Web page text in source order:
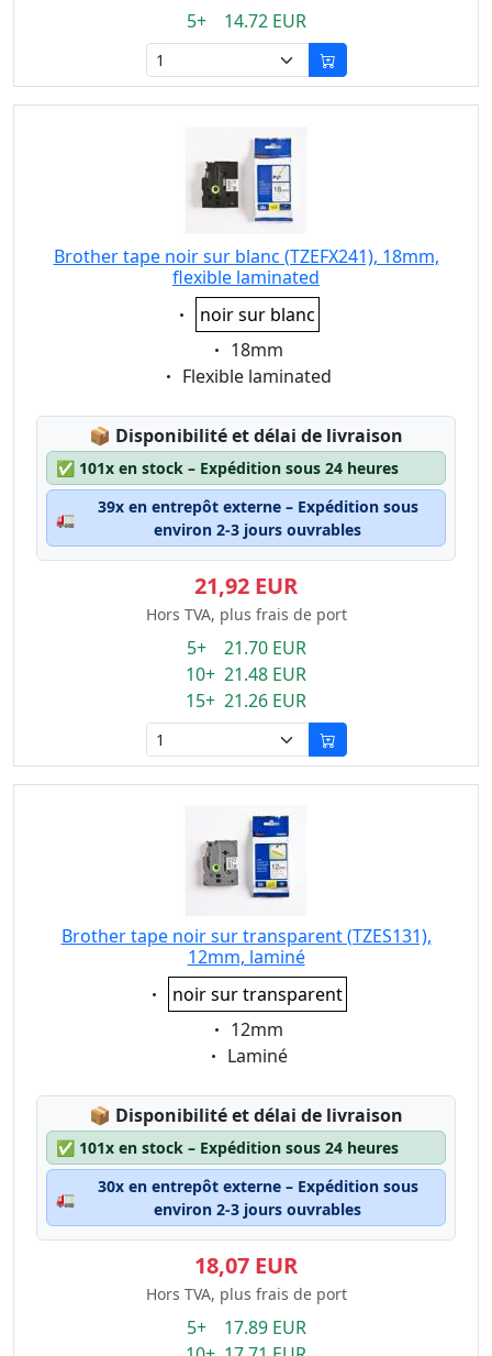
5+ 14.72 EUR
Brother tape noir sur blanc (TZEFX241), 18mm,
flexible laminated
Eigenschaft:
noir sur blanc
Eigenschaft:
18mm
Eigenschaft:
Flexible laminated
📦 Lagerstatus:
Disponibilité et délai de livraison
✅ 101x en stock – Expédition sous 24 heures
🚛
39x en entrepôt externe – Expédition sous
environ 2-3 jours ouvrables
21,92 EUR
Hors TVA, plus frais de port
5+ 21.70 EUR
10+ 21.48 EUR
15+ 21.26 EUR
Brother tape noir sur transparent (TZES131),
12mm, laminé
Eigenschaft:
noir sur transparent
Eigenschaft:
12mm
Eigenschaft:
Laminé
📦 Lagerstatus:
Disponibilité et délai de livraison
✅ 101x en stock – Expédition sous 24 heures
🚛
30x en entrepôt externe – Expédition sous
environ 2-3 jours ouvrables
18,07 EUR
Hors TVA, plus frais de port
5+ 17.89 EUR